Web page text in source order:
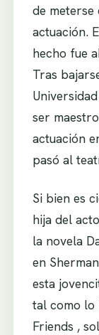
de
actuación.
hecho fue
Tras
ser
actuación
pasó al
Si bien es
hija del
la novela
en
esta
tal como lo
Friends ,